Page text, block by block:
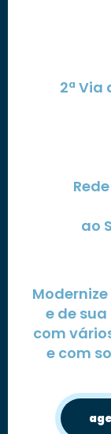
2ª Via
ao
e de
com
e com